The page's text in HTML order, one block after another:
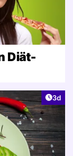
Diät-
3d